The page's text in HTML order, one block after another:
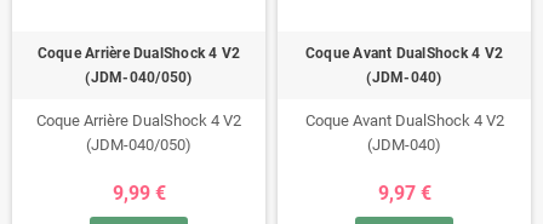
Coque Arrière DualShock 4 V2
(JDM-040/050)
Coque Arrière DualShock 4 V2
(JDM-040/050)
9,99 €
Coque Avant DualShock 4 V2
(JDM-040)
Coque Avant DualShock 4 V2
(JDM-040)
9,97 €